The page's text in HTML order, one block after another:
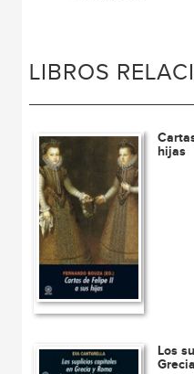
LIBROS
hijas
Los